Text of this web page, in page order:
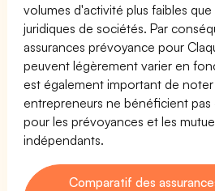
volumes d'activité plus faibles
juridiques de sociétés. Par
assurances prévoyance pour
peuvent légèrement varier en
est également important de
entrepreneurs ne bénéficient pas
pour les prévoyances et les
indépendants.
Comparatif des